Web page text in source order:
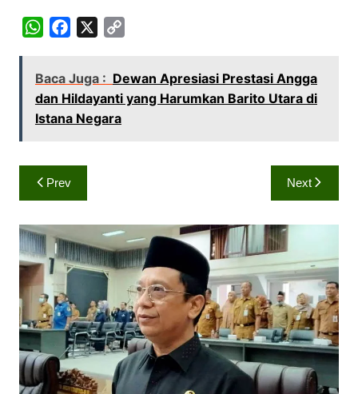
W
t
s
e
b
y
L
Baca Juga : Dewan Apresiasi Prestasi Angga
dan Hildayanti yang Harumkan Barito Utara di
Istana Negara
Navigasi
pos
Prev Next